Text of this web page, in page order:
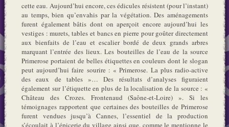
cette eau. Aujourd’hui encore, ces édicules résistent (pour l’instant)
au temps, bien qu’envahis par la végétation. Des aménagements
furent également bâtis dont on aperçoit encore aujourd’hui les
vestiges : murets, tables et bancs en pierre pour goûter directement
aux bienfaits de l’eau et escalier bordé de deux grands arbres
marquant l’entrée des lieux. Les bouteilles de l’eau de la source
Primerose portaient de belles étiquettes en couleurs dont le slogan
peut aujourd’hui faire sourire : « Primerose. La plus radio-active
des eaux de tables »… Des résultats d’analyses figuraient
également sur l’étiquette en plus de la localisation de la source : «
Château des Crozes. Frontenaud (Saône-et-Loire) ». Si les
témoignages rapportent que certaines des bouteilles de Primerose
furent vendues jusqu’à Cannes, l’essentiel de la production
s’écoulait à l’épicerie du village ainsi que, comme le mentionne le